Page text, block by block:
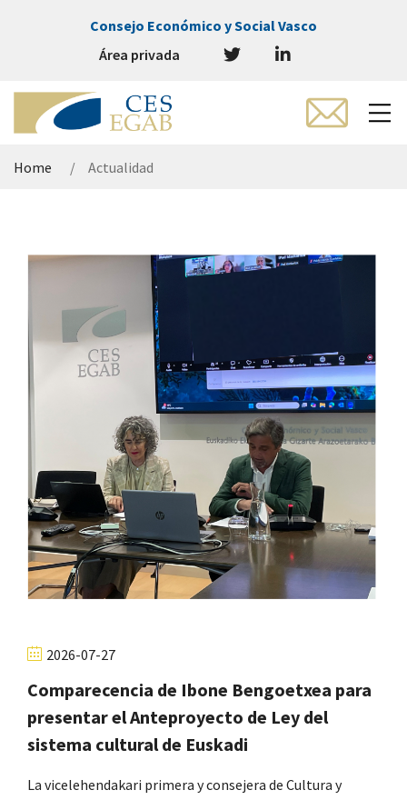
Consejo Económico y Social Vasco
Área privada
Home Actualidad
2026-07-27
Comparecencia de Ibone Bengoetxea para
presentar el Anteproyecto de Ley del
sistema cultural de Euskadi
La vicelehendakari primera y consejera de Cultura y